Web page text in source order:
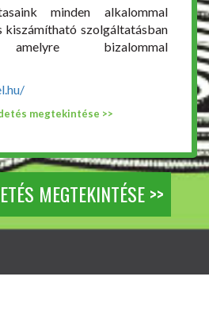
minden alkalommal
kiszámítható szolgáltatásban
amelyre bizalommal
megtekintése >>
MEGTEKINTÉSE >>